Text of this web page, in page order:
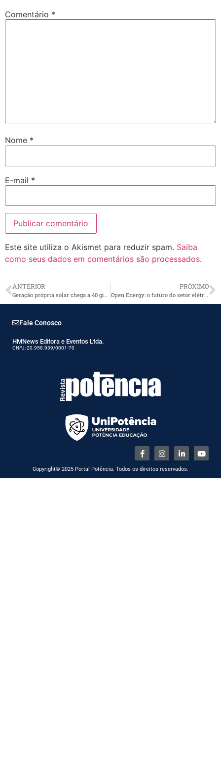
Comentário *
Nome *
E-mail *
Este site utiliza o Akismet para reduzir spam. Saiba
como seus dados em comentários são processados.
ANTERIOR
Geração própria solar chega a 40 gigawatts
PRÓXIMO
Open Energy: o futuro do setor elétrico está nos dados e no poder do consumidor
Fale Conosco
HMNews Editora e Eventos Ltda.
CNPJ: 20.958.939/0001-70
Copyright© 2025 Portal Potência. Todos os direitos reservados.